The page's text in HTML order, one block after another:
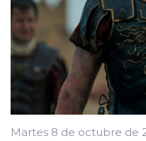
Martes 8 de octubre de